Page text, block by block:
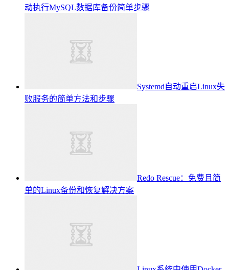
动执行MySQL数据库备份简单步骤
Systemd自动重启Linux失
败服务的简单方法和步骤
Redo Rescue：免费且简
单的Linux备份和恢复解决方案